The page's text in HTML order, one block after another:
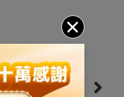
下一則